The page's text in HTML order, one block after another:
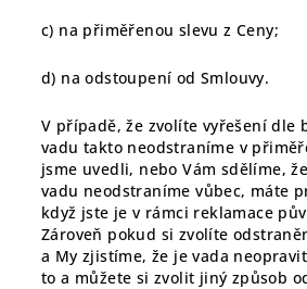
c) na přiměřenou slevu z Ceny;
d) na odstoupení od Smlouvy.
V případě, že zvolíte vyřešení dle
vadu takto neodstraníme v
jsme uvedli, nebo Vám sdělíme,
vadu neodstraníme vůbec, máte
když jste je v rámci reklamace
Zároveň pokud si zvolíte
a My zjistíme, že je vada
to a můžete si zvolit jiný způsob